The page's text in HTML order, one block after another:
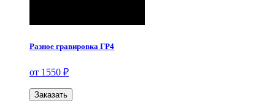
Разное гравировка ГР4
от 1550 ₽
Заказать